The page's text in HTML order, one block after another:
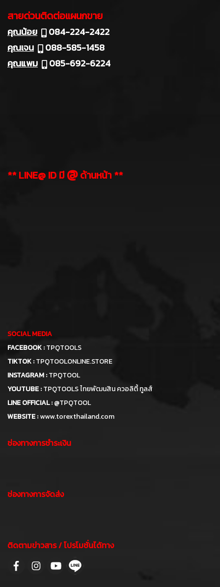
สายด่วนติดต่อแผนกขาย
คุณน้อย
084-224-2422
คุณเจน
088-585-1458
คุณแพม
085-692-6224
** LINE@ ID มี @ด้านหน้า **
SOCIAL MEDIA
FACEBOOK :TPQTOOLS
TIKTOK :TPQTOOLONLINE.STORE
INSTAGRAM :TPQTOOL
YOUTUBE :TPQTOOLS ไทยพัฒนสิน ควอลิตี้ ทูลส์
LINE OFFICIAL :@TPQTOOL
WEBSITE :www.torexthailand.com
ช่องทางการชำระเงิน
ช่องทางการจัดส่ง
ติดตามข่าวสาร / โปรโมชั่นได้ทาง